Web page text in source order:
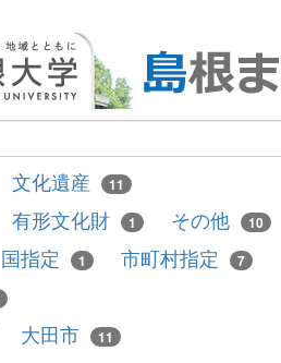
文化遺産 11
有形文化財 1 その他 10
国指定 1 市町村指定 7
大田市 11